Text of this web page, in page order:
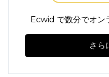
Ecwid で数分でオン
さら